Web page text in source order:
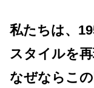
私たちは、
スタイルを
なぜならこ